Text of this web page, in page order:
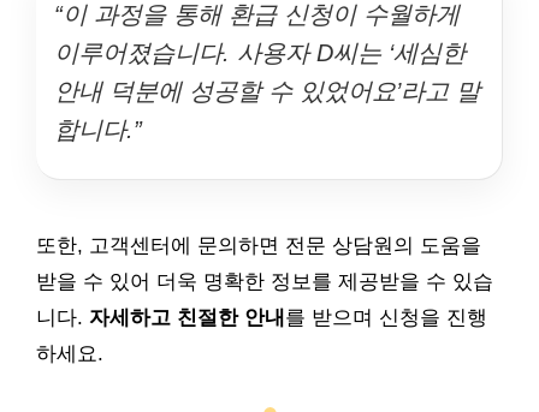
“이 과정을 통해 환급 신청이 수월하게
이루어졌습니다. 사용자 D씨는 ‘세심한
안내 덕분에 성공할 수 있었어요’라고 말
합니다.”
또한, 고객센터에 문의하면 전문 상담원의 도움을
받을 수 있어 더욱 명확한 정보를 제공받을 수 있습
니다. 자세하고 친절한 안내 를 받으며 신청을 진행
하세요.